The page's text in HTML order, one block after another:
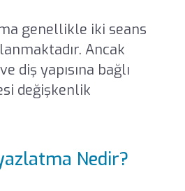
genellikle iki seans
Ancak
diş yapısına bağlı
değişkenlik
Nedir?